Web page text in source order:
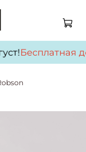
Бесплатная